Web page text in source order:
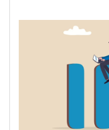
CRM／営業支援／E
DX（2025年の崖）
データ分析／BI
ガバナンス／リス